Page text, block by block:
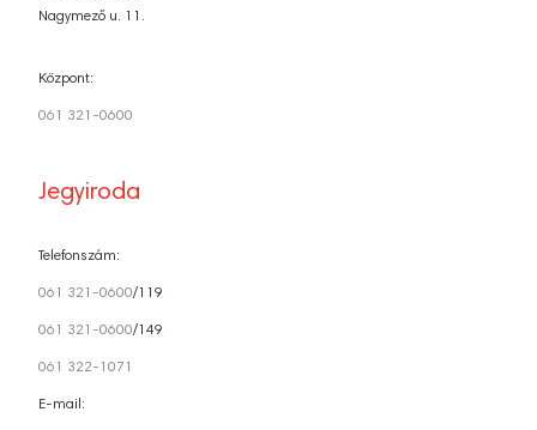
Nagymező u. 11.
Központ:
061 321-0600
Jegyiroda
Telefonszám:
061 321-0600/119
061 321-0600/149
061 322-1071
E-mail: